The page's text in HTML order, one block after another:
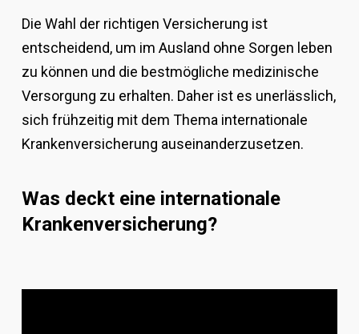
Die Wahl der richtigen Versicherung ist
entscheidend, um im Ausland ohne Sorgen leben
zu können und die bestmögliche medizinische
Versorgung zu erhalten. Daher ist es unerlässlich,
sich frühzeitig mit dem Thema internationale
Krankenversicherung auseinanderzusetzen.
Was deckt eine internationale
Krankenversicherung?